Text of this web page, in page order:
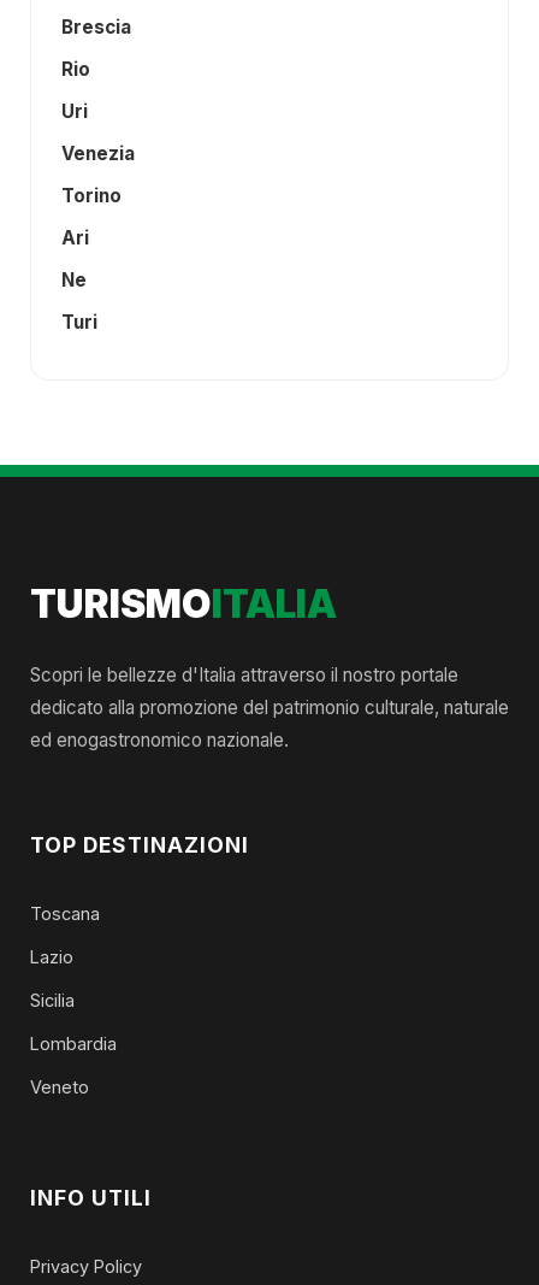
Brescia
Rio
Uri
Venezia
Torino
Ari
Ne
Turi
TURISMOITALIA
Scopri le bellezze d'Italia attraverso il nostro portale
dedicato alla promozione del patrimonio culturale, naturale
ed enogastronomico nazionale.
TOP DESTINAZIONI
Toscana
Lazio
Sicilia
Lombardia
Veneto
INFO UTILI
Privacy Policy